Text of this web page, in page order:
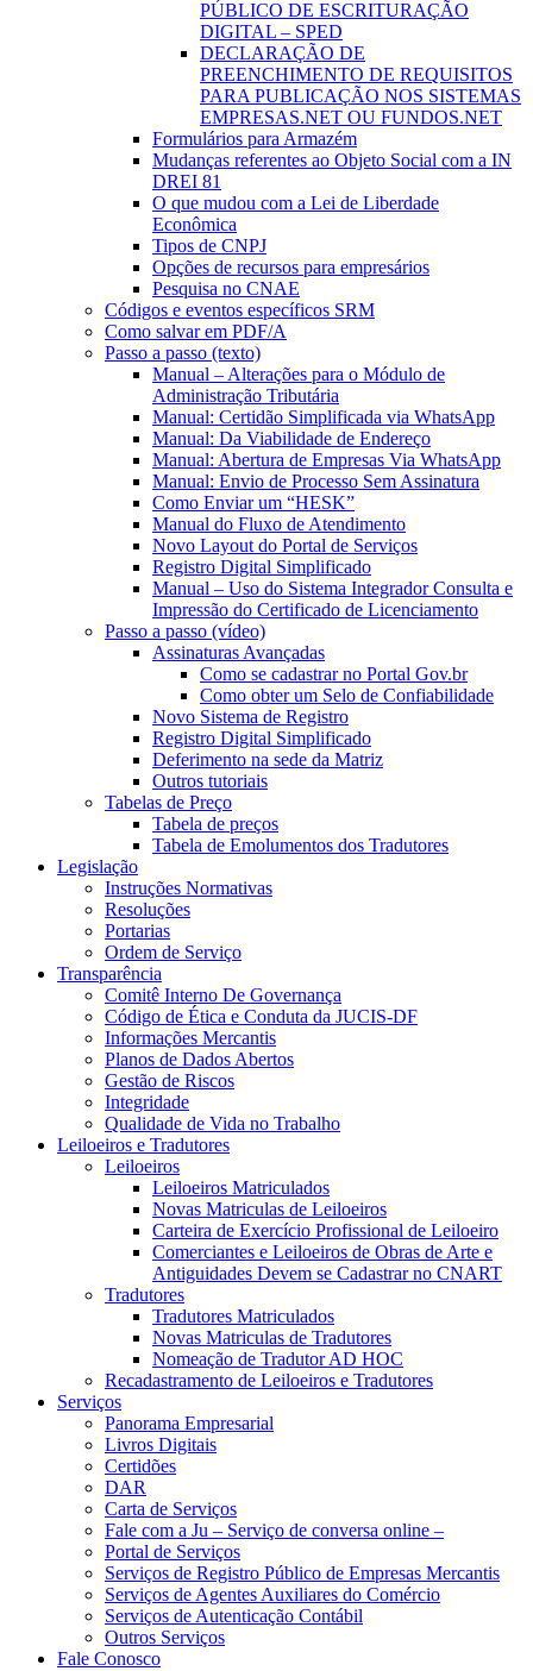
PÚBLICO DE ESCRITURAÇÃO
DIGITAL – SPED
DECLARAÇÃO DE
PREENCHIMENTO DE REQUISITOS
PARA PUBLICAÇÃO NOS SISTEMAS
EMPRESAS.NET OU FUNDOS.NET
Formulários para Armazém
Mudanças referentes ao Objeto Social com a IN
DREI 81
O que mudou com a Lei de Liberdade
Econômica
Tipos de CNPJ
Opções de recursos para empresários
Pesquisa no CNAE
Códigos e eventos específicos SRM
Como salvar em PDF/A
Passo a passo (texto)
Manual – Alterações para o Módulo de
Administração Tributária
Manual: Certidão Simplificada via WhatsApp
Manual: Da Viabilidade de Endereço
Manual: Abertura de Empresas Via WhatsApp
Manual: Envio de Processo Sem Assinatura
Como Enviar um “HESK”
Manual do Fluxo de Atendimento
Novo Layout do Portal de Serviços
Registro Digital Simplificado
Manual – Uso do Sistema Integrador Consulta e
Impressão do Certificado de Licenciamento
Passo a passo (vídeo)
Assinaturas Avançadas
Como se cadastrar no Portal Gov.br
Como obter um Selo de Confiabilidade
Novo Sistema de Registro
Registro Digital Simplificado
Deferimento na sede da Matriz
Outros tutoriais
Tabelas de Preço
Tabela de preços
Tabela de Emolumentos dos Tradutores
Legislação
Instruções Normativas
Resoluções
Portarias
Ordem de Serviço
Transparência
Comitê Interno De Governança
Código de Ética e Conduta da JUCIS-DF
Informações Mercantis
Planos de Dados Abertos
Gestão de Riscos
Integridade
Qualidade de Vida no Trabalho
Leiloeiros e Tradutores
Leiloeiros
Leiloeiros Matriculados
Novas Matriculas de Leiloeiros
Carteira de Exercício Profissional de Leiloeiro
Comerciantes e Leiloeiros de Obras de Arte e
Antiguidades Devem se Cadastrar no CNART
Tradutores
Tradutores Matriculados
Novas Matriculas de Tradutores
Nomeação de Tradutor AD HOC
Recadastramento de Leiloeiros e Tradutores
Serviços
Panorama Empresarial
Livros Digitais
Certidões
DAR
Carta de Serviços
Fale com a Ju – Serviço de conversa online –
Portal de Serviços
Serviços de Registro Público de Empresas Mercantis
Serviços de Agentes Auxiliares do Comércio
Serviços de Autenticação Contábil
Outros Serviços
Fale Conosco